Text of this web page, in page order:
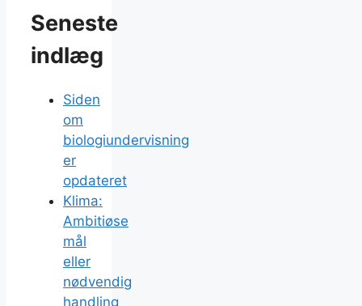
Seneste
indlæg
Siden
om
biologiundervisning
er
opdateret
Klima:
Ambitiøse
mål
eller
nødvendig
handling